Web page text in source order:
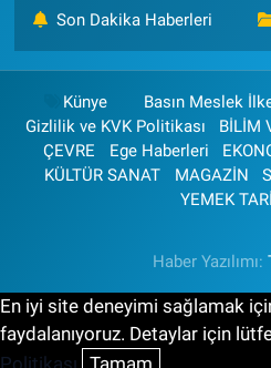
Son Dakika Haberleri
Künye Basın Meslek
Gizlilik ve KVK Politikası
BİLİM
ÇEVRE
Ege Haberleri
KÜLTÜR SANAT
MAGAZİN
YEMEK
Haber Yazılımı:
En iyi site deneyimi sağlamak
faydalanıyoruz. Detaylar için
Politikası Tamam